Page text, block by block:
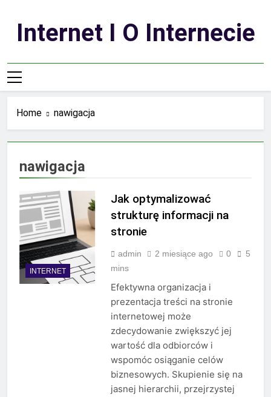
contentInternet I O Internecie
Home nawigacja
nawigacja
INTERNET
Jak optymalizować
strukturę informacji na
stronie
admin 2 miesiące ago 0
5
mins
Efektywna organizacja i
prezentacja treści na stronie
internetowej może
zdecydowanie zwiększyć jej
wartość dla odbiorców i
wspomóc osiąganie celów
biznesowych. Skupienie się na
jasnej hierarchii, przejrzystej